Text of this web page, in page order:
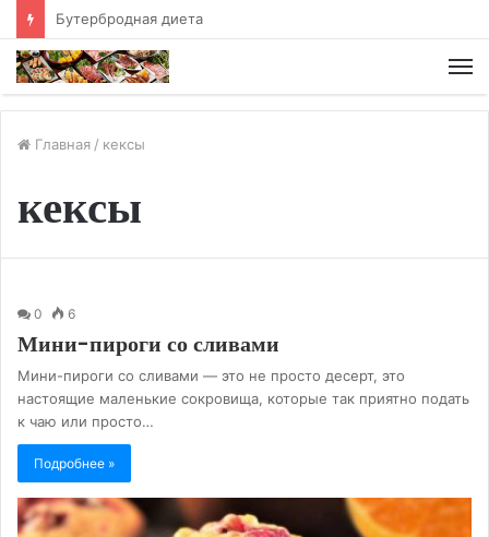
Хлебная диета
Главная / кексы
кексы
0 6
Мини-пироги со сливами
Мини-пироги со сливами — это не просто десерт, это
настоящие маленькие сокровища, которые так приятно подать
к чаю или просто…
Подробнее »